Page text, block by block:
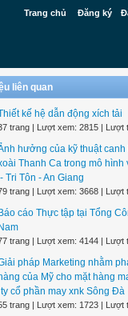
Trang chủ Đăng ký
liên quan
kế hệ dẫn động xích tải
trang | Lượt xem: 2815 | Lượt
hưởng của kỹ thuật canh
Thanh Ca trong mô
Tri Tôn - An Giang
trang | Lượt xem: 3668 | Lượt
Báo cáo Thực tập tại Tổng
Nam
trang | Lượt xem: 4144 | Lượt
pháp Marketing nhằm
hàng của Mỹ cho mặt hàng
cổ phần may xnk Sông Đà
trang | Lượt xem: 1723 | Lượt